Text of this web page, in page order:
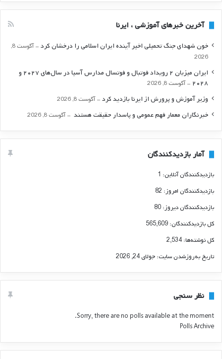
آخرین خبرهای آموزشی ، ایرنا
خون شهدای جنگ تحمیلی اخیر آینده ایران اسلامی را درخشان کرد
آگوست 8,
2026
ایران میزبان ۲ رویداد فوتبال و فوتسال مدارس آسیا در سال‌های ۲۰۲۷ و
۲۰۲۸
آگوست 8, 2026
وزیر آموزش و پرورش از ایرنا بازدید کرد آگوست 8, 2026
خبرنگاران معمار فهم عمومی و پاسدار حقیقت هستند آگوست 8, 2026
آمار بازدیدکنندگان
بازدیدکنندگان آنلاین: 1
بازدیدکنندگان امروز: 82
بازدیدکنندگان دیروز: 80
کل بازدیدکنند‌گان: 565,609
کل نوشته‌ها: 2,534
تاریخ به‌روزشدن سایت: جولای 24, 2026
نظر سنجی
Sorry, there are no polls available at the moment.
Polls Archive